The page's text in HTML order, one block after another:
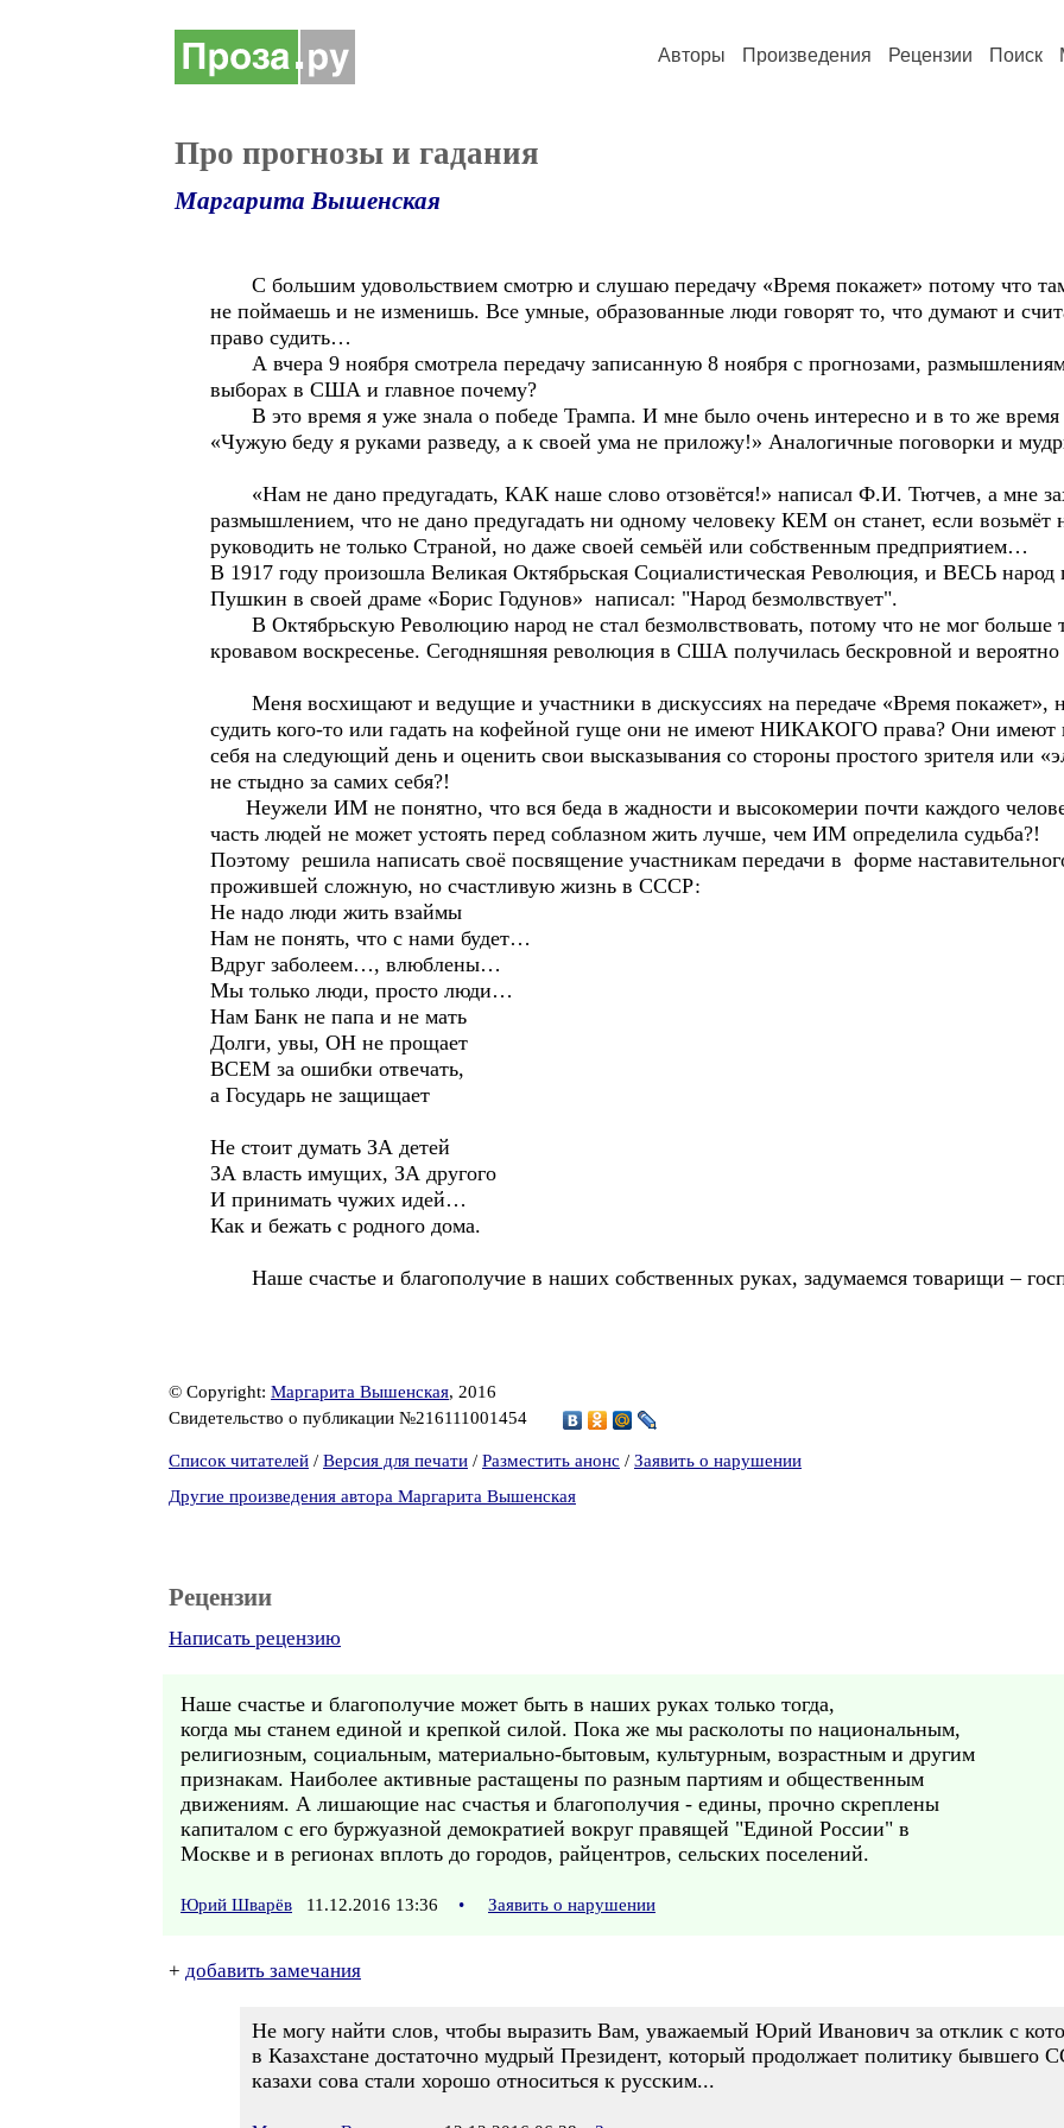
Авторы Произведения Рецензии Поиск
Про прогнозы и гадания
Маргарита Вышенская
С большим удовольствием смотрю и слушаю передачу «Время покажет» потому что
не поймаешь и не изменишь. Все умные, образованные люди говорят то, что думают и
право судить…
А вчера 9 ноября смотрела передачу записанную 8 ноября с прогнозами,
выборах в США и главное почему?
В это время я уже знала о победе Трампа. И мне было очень интересно и в то же время
«Чужую беду я руками разведу, а к своей ума не приложу!» Аналогичные поговорки и
«Нам не дано предугадать, КАК наше слово отзовётся!» написал Ф.И. Тютчев, а мне
размышлением, что не дано предугадать ни одному человеку КЕМ он станет, если возьмёт
руководить не только Страной, но даже своей семьёй или собственным предприятием…
В 1917 году произошла Великая Октябрьская Социалистическая Революция, и ВЕСЬ
Пушкин в своей драме «Борис Годунов» написал: "Народ безмолвствует".
В Октябрьскую Революцию народ не стал безмолвствовать, потому что не мог больше
кровавом воскресенье. Сегодняшняя революция в США получилась бескровной и
Меня восхищают и ведущие и участники в дискуссиях на передаче «Время покажет»,
судить кого-то или гадать на кофейной гуще они не имеют НИКАКОГО права? Они имеют
себя на следующий день и оценить свои высказывания со стороны простого зрителя или
не стыдно за самих себя?!
Неужели ИМ не понятно, что вся беда в жадности и высокомерии почти каждого
часть людей не может устоять перед соблазном жить лучше, чем ИМ определила судьба?!
Поэтому решила написать своё посвящение участникам передачи в форме
прожившей сложную, но счастливую жизнь в СССР:
Не надо люди жить взаймы
Нам не понять, что с нами будет…
Вдруг заболеем…, влюблены…
Мы только люди, просто люди…
Нам Банк не папа и не мать
Долги, увы, ОН не прощает
ВСЕМ за ошибки отвечать,
а Государь не защищает
Не стоит думать ЗА детей
ЗА власть имущих, ЗА другого
И принимать чужих идей…
Как и бежать с родного дома.
Наше счастье и благополучие в наших собственных руках, задумаемся товарищи –
© Copyright: Маргарита Вышенская, 2016
Свидетельство о публикации №216111001454
Список читателей / Версия для печати / Разместить анонс / Заявить о нарушении
Другие произведения автора Маргарита Вышенская
Рецензии
Написать рецензию
Наше счастье и благополучие может быть в наших руках только тогда,
когда мы станем единой и крепкой силой. Пока же мы расколоты по национальным,
религиозным, социальным, материально-бытовым, культурным, возрастным и другим
признакам. Наиболее активные растащены по разным партиям и общественным
движениям. А лишающие нас счастья и благополучия - едины, прочно скреплены
капиталом с его буржуазной демократией вокруг правящей "Единой России" в
Москве и в регионах вплоть до городов, райцентров, сельских поселений.
Юрий Шварёв 11.12.2016 13:36 • Заявить о нарушении
+ добавить замечания
Не могу найти слов, чтобы выразить Вам, уважаемый Юрий Иванович за отклик с
в Казахстане достаточно мудрый Президент, который продолжает политику бывшего
казахи сова стали хорошо относиться к русским...